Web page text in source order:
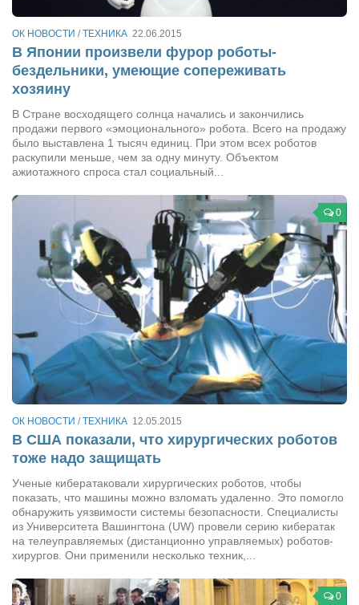
ОК НОВОСТИ /ТЕХНИКА 22.06.2015
В Японии произвели фурор роботы-
бездельники, умеющие сопереживать
хозяину
В Стране восходящего солнца начались и закончились
продажи первого «эмоционального» робота. Всего на продажу
было выставлена 1 тысяч единиц. При этом всех роботов
раскупили меньше, чем за одну минуту. Объектом
ажиотажного спроса стал социальный...
0
ОК НОВОСТИ /ТЕХНИКА 12.05.2015
В США показали, что хирургических роботов
тоже надо защищать
Ученые кибератаковали хирургических роботов, чтобы
показать, что машины можно взломать удаленно. Это помогло
обнаружить уязвимости системы безопасности. Специалисты
из Университета Вашингтона (UW) провели серию кибератак
на телеуправляемых (дистанционно управляемых) роботов-
хирургов. Они применили несколько техник,...
0